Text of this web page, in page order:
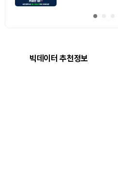
빅데이터 추천정보